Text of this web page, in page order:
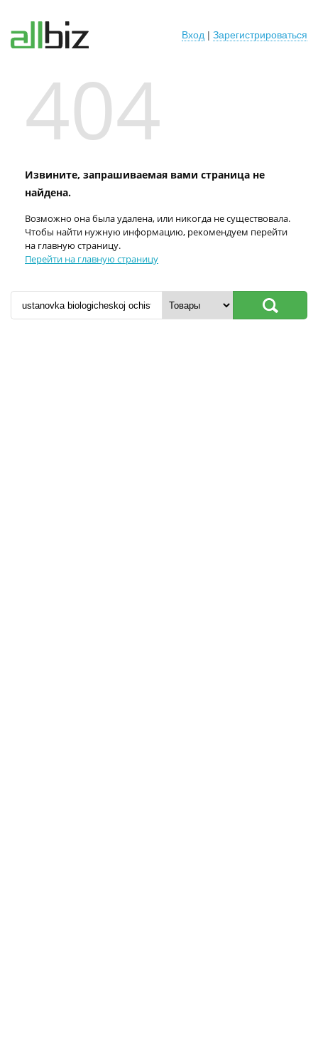
Вход | Зарегистрироваться
404
Извините, запрашиваемая вами страница не
найдена.
Возможно она была удалена, или никогда не существовала.
Чтобы найти нужную информацию, рекомендуем перейти
на главную страницу.
Перейти на главную страницу